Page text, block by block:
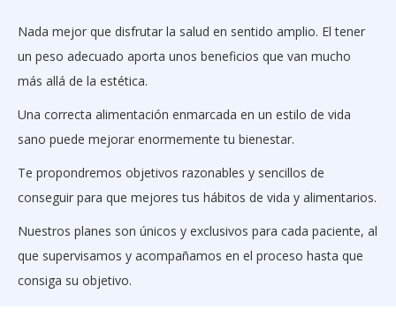
Nada mejor que disfrutar la salud en sentido amplio. El tener
un peso adecuado aporta unos beneficios que van mucho
más allá de la estética.
Una correcta alimentación enmarcada en un estilo de vida
sano puede mejorar enormemente tu bienestar.
Te propondremos objetivos razonables y sencillos de
conseguir para que mejores tus hábitos de vida y alimentarios.
Nuestros planes son únicos y exclusivos para cada paciente, al
que supervisamos y acompañamos en el proceso hasta que
consiga su objetivo.